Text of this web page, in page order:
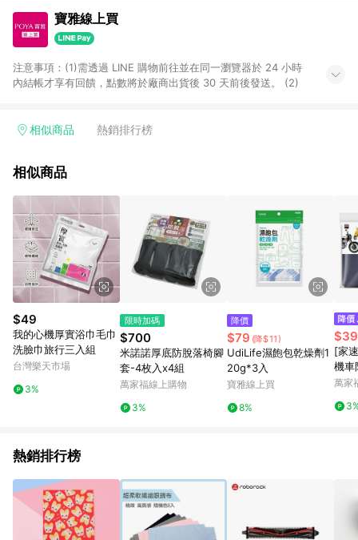
寶雅線上買
注意事項：(1)需透過 LINE 購物前往並在同一瀏覽器於 24 小時
內結帳才享有回饋，點數將於廠商出貨後 30 天前後發送。 (2)
相似商品 熱銷排行榜
相似商品
$49
我的心機厚實浴巾毛巾
洗臉巾旅行三入組
台灣樂天市場
3%
限時加碼
$700
米諾諾厚底防脫落椅腳
套-4枚入x4組
萬家福線上購物
3%
降價
$79 (降$11)
UdiLife濕飽包乾燥劑1
20g*3入
寶雅線上買
8%
[家
機車
色隨
萬家
熱銷排行榜